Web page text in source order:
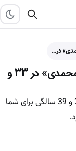
در…
نگاه روز | چهره «نیلوفر پارسا و نرگس محمدی» در 33 و
چهره جدید «نیلوفر پارسا و نرگس محمدی» در 33 و 39 سالگی برای شما